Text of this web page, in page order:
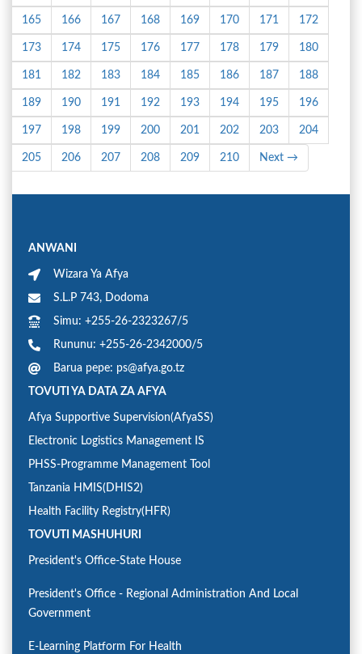
165 166 167 168 169 170 171 172
173 174 175 176 177 178 179 180
181 182 183 184 185 186 187 188
189 190 191 192 193 194 195 196
197 198 199 200 201 202 203 204
205 206 207 208 209 210 Next →
ANWANI
Wizara Ya Afya
S.L.P 743, Dodoma
Simu: +255-26-2323267/5
Rununu: +255-26-2342000/5
Barua pepe: ps@afya.go.tz
TOVUTI YA DATA ZA AFYA
Afya Supportive Supervision(AfyaSS)
Electronic Logistics Management IS
PHSS-Programme Management Tool
Tanzania HMIS(DHIS2)
Health Facility Registry(HFR)
TOVUTI MASHUHURI
President's Office-State House
President's Office - Regional Administration And Local
Government
E-Learning Platform For Health